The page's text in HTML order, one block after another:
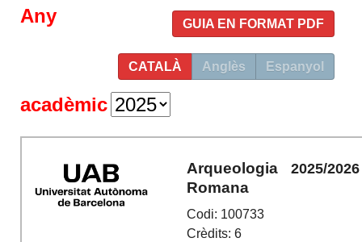
GUIA EN FORMAT PDF
CATALÀ Anglès Espanyol
Any
acadèmic
Arqueologia
Romana
Codi: 100733
Crèdits: 6
2025/2026